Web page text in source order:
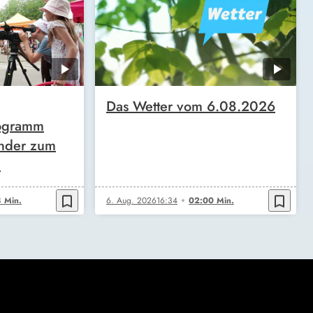
zum
Min. bookmark_border
Das Wetter vom 6.08.2026
6. Aug. 202616:34 02:00 Min. bookmark_border